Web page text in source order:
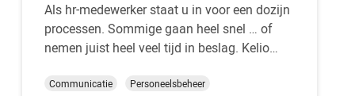
Als hr-medewerker staat u in voor een dozijn
processen. Sommige gaan heel snel … of
nemen juist heel veel tijd in beslag. Kelio
kan werken en dus denken we graag mee
Communicatie Personeelsbeheer